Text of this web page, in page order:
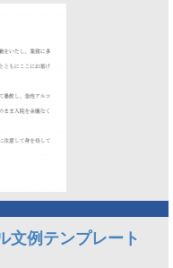
文例テンプレート